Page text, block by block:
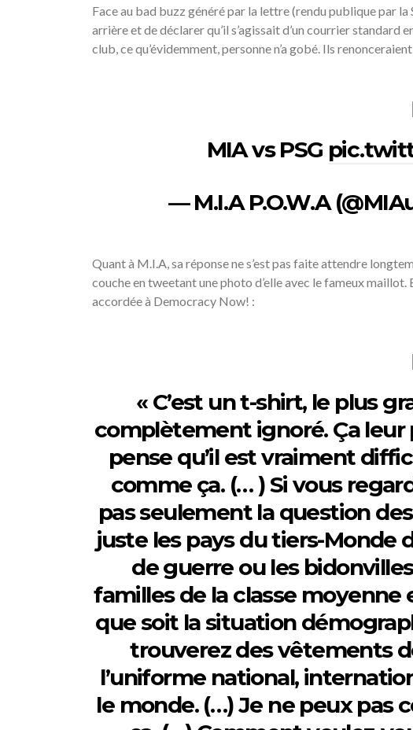
Face au bad buzz généré par la lettre (rendu publique par la
arrière et de déclarer qu’il s’agissait d’un courrier
club, ce qu’évidemment, personne n’a gobé. Ils
MIA vs PSG
— M.I.A P.O.W.A
Quant à M.I.A, sa réponse ne s’est pas faite attendre
couche en tweetant une photo d’elle avec le fameux
accordée à Democracy Now! :
« C’est un t-shirt, le plus
complètement ignoré. Ça leur
pense qu’il est vraiment
comme ça. (… ) Si vous
pas seulement la question
juste les pays du tiers-Monde
de guerre ou les
familles de la classe moyenne
que soit la situation
trouverez des vêtements
l’uniforme national,
le monde. (…) Je ne peux pas